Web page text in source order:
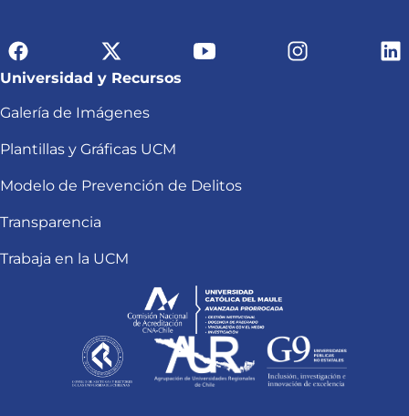
Universidad y Recursos
Galería de Imágenes
Plantillas y Gráficas UCM
Modelo de Prevención de Delitos
Transparencia
Trabaja en la UCM